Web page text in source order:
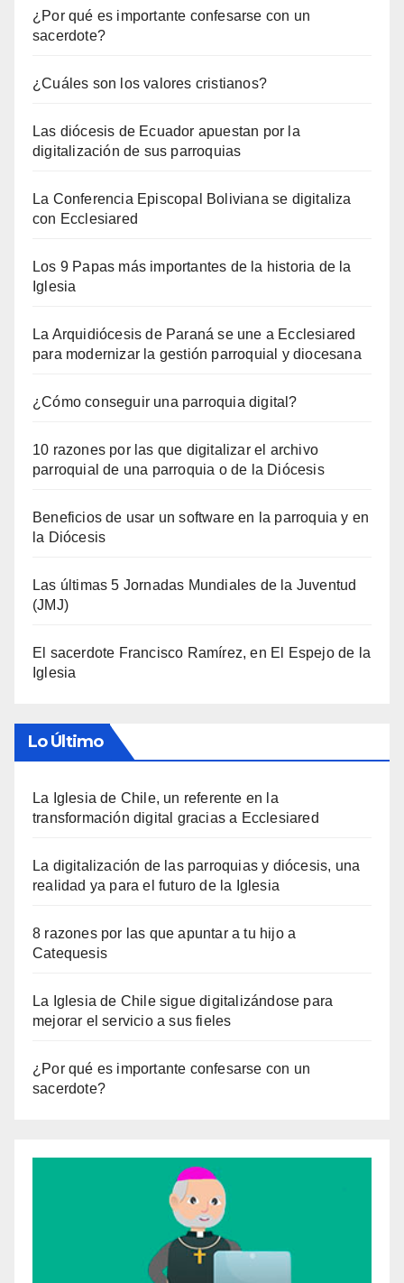
¿Por qué es importante confesarse con un
sacerdote?
¿Cuáles son los valores cristianos?
Las diócesis de Ecuador apuestan por la
digitalización de sus parroquias
La Conferencia Episcopal Boliviana se digitaliza
con Ecclesiared
Los 9 Papas más importantes de la historia de la
Iglesia
La Arquidiócesis de Paraná se une a Ecclesiared
para modernizar la gestión parroquial y diocesana
¿Cómo conseguir una parroquia digital?
10 razones por las que digitalizar el archivo
parroquial de una parroquia o de la Diócesis
Beneficios de usar un software en la parroquia y en
la Diócesis
Las últimas 5 Jornadas Mundiales de la Juventud
(JMJ)
El sacerdote Francisco Ramírez, en El Espejo de la
Iglesia
Lo Último
La Iglesia de Chile, un referente en la
transformación digital gracias a Ecclesiared
La digitalización de las parroquias y diócesis, una
realidad ya para el futuro de la Iglesia
8 razones por las que apuntar a tu hijo a
Catequesis
La Iglesia de Chile sigue digitalizándose para
mejorar el servicio a sus fieles
¿Por qué es importante confesarse con un
sacerdote?